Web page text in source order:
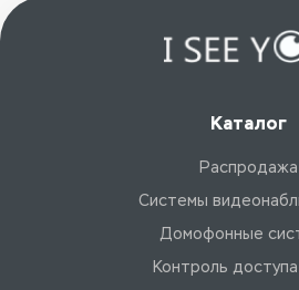
Каталог
Распродажа
Системы
Домофонные
Контроль